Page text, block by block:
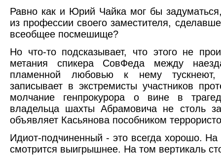
Равно как и Юрий Чайка мог бы
из профессии своего заместителя,
всеобщее посмешище?
Но что-то подсказывает, что этого не
метания спикера СовФеда между
пламенной любовью к нему тускнеют,
записывает в экстремисты участников
молчание генпрокурора о вине в
владельца шахты Абрамовича не столь
объявляет Касьянова пособником
Идиот-подчиненный - это всегда хорошо. На
смотрится выигрышнее. На том вертикаль